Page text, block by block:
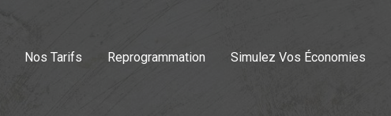
Nos Tarifs Reprogrammation Simulez Vos Économies